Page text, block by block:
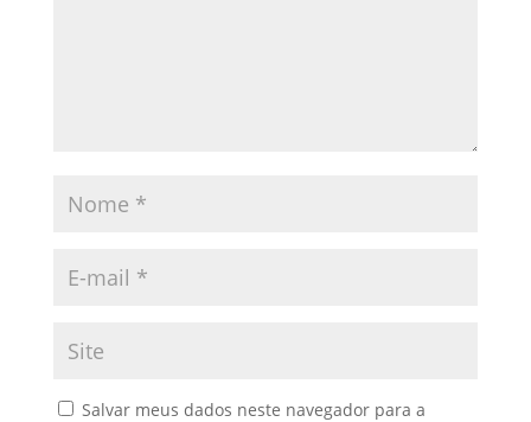
Salvar meus dados neste navegador para a